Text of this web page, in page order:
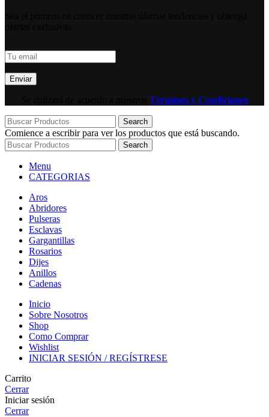
Términos y Condiciones
Search
Comience a escribir para ver los productos que está buscando.
Search
Menu
CATEGORIAS
Aros
Abridores
Pulseras
Esclavas
Gargantillas
Rosarios
Dijes
Anillos
Cadenas
Inicio
Sobre Nosotros
Shop
Como Comprar
Wishlist
INICIAR SESIÓN / REGÍSTRESE
Carrito
Cerrar
Iniciar sesión
Cerrar